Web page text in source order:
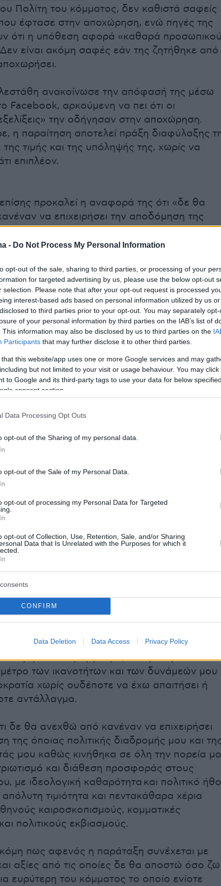
- Do Not Process My Personal Information
opt-out of the sale, sharing to third parties, or processing of your
for targeted advertising by us, please use the below opt-out
selection. Please note that after your opt-out request is processed
interest-based ads based on personal information utilized by us
to third parties prior to your opt-out. You may separately
of your personal information by third parties on the IAB’s list of
This information may also be disclosed by us to third parties on the
Participants that may further disclose it to other third parties.
that this website/app uses one or more Google services and may
but not limited to your visit or usage behaviour. You may
to Google and its third-party tags to use your data for below
consent section.
Data Processing Opt Outs
opt-out of the Sharing of my personal data.
opt-out of the Sale of my Personal Data.
opt-out of processing my Personal Data for Targeted
opt-out of Collection, Use, Retention, Sale, and/or Sharing
Data that Is Unrelated with the Purposes for which it
CONFIRM
Data Deletion Data Access Privacy Policy
Πολίτη του κόμματος, δεν καθιστά σαφείς
έφτασε στην αποχώρηση, ενώ πηγές της
ότι η υπόθεση αφορά «καθαρά
είναι ακόμη σαφές εάν της ζητήθηκε από
ανακοίνωσε την απόφασή της μέσω
Facebook, αρκούμενη να πει ότι οι
την οδήγησαν στην αποχώρηση.
η παραίτηση αποτελεί πράξη διαφύλαξης
της τιμής και της υπόληψής της, χωρίς να
επιπλέον.
προκαλεί η αναφορά της ότι «δε θα
να επιχειρήσει την αποδόμηση της
διαδρομής μου και της προσωπικότητάς
απέδιδαν την παραίτηση της κας
καθαρά προσωπικούς λόγους.
ανάρτησή της η Ιωάννα Γκελεστάθη
υπέβαλλα στον Πρόεδρο της Νέας
κύριο Κυριάκο Μητσοτάκη την παραίτησή μου
ιδιότητα συμπεριλαμβανομένης και
μέλους.
απόφαση της απομάκρυνσής μου από το
υπήρξε σπίτι μου από την ημέρα που
οι οποίες δε μου άφησαν άλλη επιλογή
μου.
να έχω αντιληφθεί το πολιτικό, αξιακό
το οποίο προϊόντος του χρόνου ανεπτύχθει
και εμού πλην όμως ο υπερβάλλον
Προέδρου της Νέας Δημοκρατίας
συνείδηση γνωρίζοντας πως έχω
των ικανοτήτων και των δυνάμεών μου
χωρίς ουδέποτε να έχω απαιτήσει ή
αντάλλαγμα.
δε θα ανεχθώ από κανέναν να επιχειρήσει
της όποιας πολιτικής διαδρομής μου και
μου καθώς κινήθηκα σε όλη την πορεία
και διάθεση προσφοράς στους
με ιδεολογική καθαρότητα και πολιτικό
τιμιότητα και πεντακάθαρα χέρια
καιροσκοπισμούς, κομματικές
πολιτικούς εκβιασμούς.
πως αφενός η παράταξη συνέχεται με
αξίες από τις οποίες δε θα αποστώ όσο ζω
ευρύτερη του κόμματος το οποίο ενίοτε